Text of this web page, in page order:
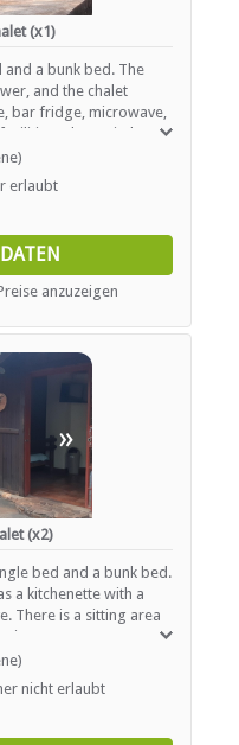
(x1)
a bunk bed. The
and the chalet
bar fridge, microwave,
The patio has a
erlaubt
anzuzeigen
»
(x2)
bed and a bunk bed.
a kitchenette with a
There is a sitting area
area.
nicht erlaubt